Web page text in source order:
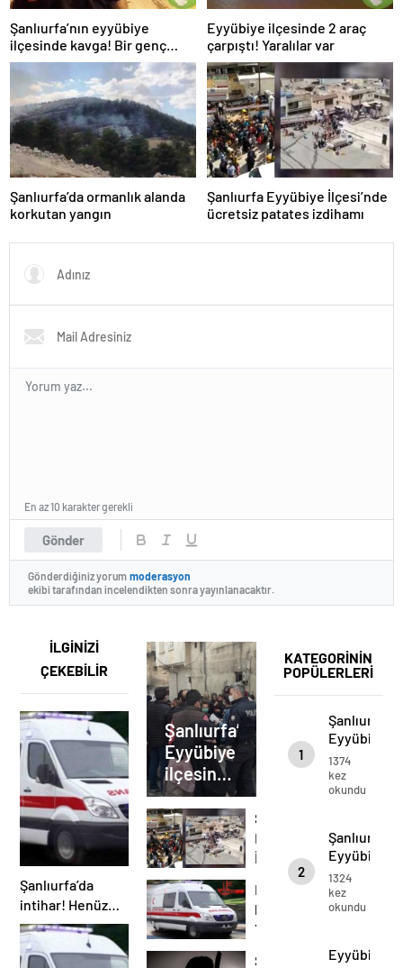
Şanlıurfa’nın eyyübiye
ilçesinde kavga! Bir genç
bıçaklandı
Eyyübiye ilçesinde 2 araç
çarpıştı! Yaralılar var
Şanlıurfa’da ormanlık alanda
korkutan yangın
Şanlıurfa Eyyübiye İlçesi’nde
ücretsiz patates izdihamı
Gönder
En az 10 karakter gerekli
Gönderdiğiniz yorum moderasyon
ekibi tarafından incelendikten sonra yayınlanacaktır.
KATEGORİNİN
POPÜLERLERİ
1
Eyyübiye
ilçesinde
yardım
kolisi
1374
kez
okundu
2
Şanlıurfa
Eyyübiye
İlçesi’nde
ücretsiz
patates
1324
kez
okundu
İLGİNİZİ
ÇEKEBİLİR
Şanlıurfa’da
intihar! Henüz
15’inde kız
çocuğu.
Şanlıurfa’nın
Eyyübiye
ilçesinde
yardım
kolisi
izdihamı
Şanlıurfa
Eyyübiye
İlçesi’nde
ücretsiz
patates
izdihamı
Eyyübiye’de
kavga!
Yaralılar
Şanlıurfa’da